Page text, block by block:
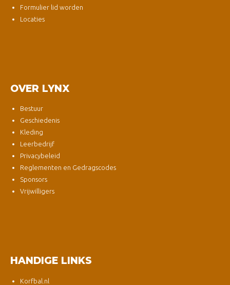
Formulier lid worden
Locaties
OVER LYNX
Bestuur
Geschiedenis
Kleding
Leerbedrijf
Privacybeleid
Reglementen en Gedragscodes
Sponsors
Vrijwilligers
HANDIGE LINKS
Korfbal.nl